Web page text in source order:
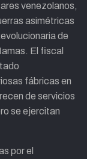
venezolanos,
asimétricas
de
El fiscal
fábricas en
de servicios
se ejercitan
por el